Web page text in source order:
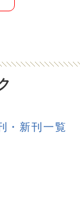
・新刊一覧